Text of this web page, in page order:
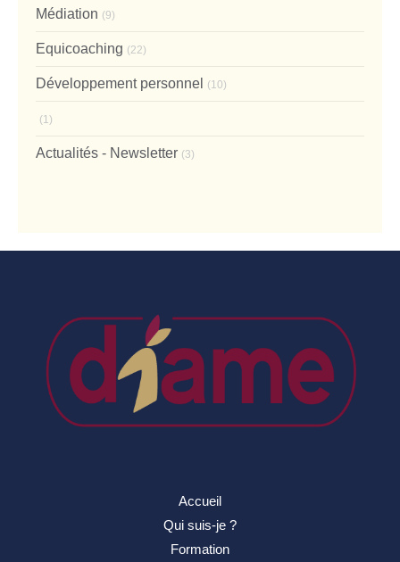
Médiation (9)
Equicoaching (22)
Développement personnel (10)
(1)
Actualités - Newsletter (3)
Accueil
Qui suis-je ?
Formation